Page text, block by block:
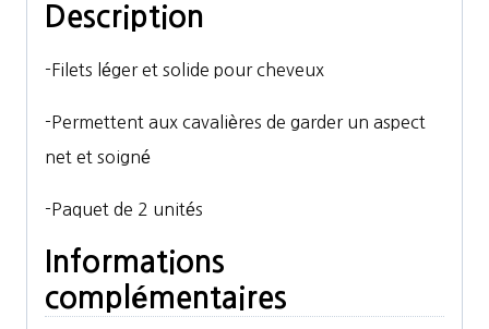
paquet
Description
-Filets léger et solide pour cheveux
-Permettent aux cavalières de garder un aspect
net et soigné
-Paquet de 2 unités
Informations
complémentaires